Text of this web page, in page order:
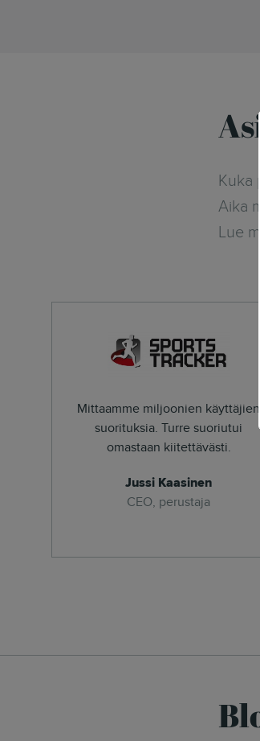
Kuka
Aika
Lue
Mittaamme miljoonien käyttäjien
suorituksia. Turre suoriutui
omastaan kiitettävästi.
Jussi Kaasinen
CEO, perustaja